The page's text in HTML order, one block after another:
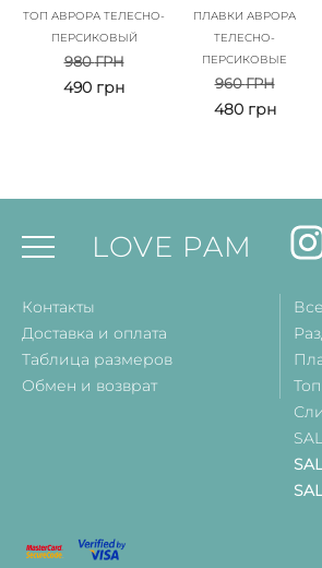
ТОП АВРОРА ТЕЛЕСНО-
ПЕРСИКОВЫЙ
980ГРН
490 грн
ПЛАВКИ АВРОРА
ТЕЛЕСНО-
ПЕРСИКОВЫЕ
960ГРН
480 грн
LOVE PAM
Контакты
Доставка и оплата
Таблица размеров
Обмен и возврат